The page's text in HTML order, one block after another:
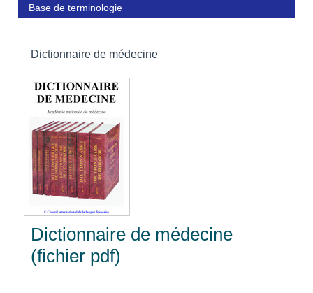
Base de terminologie
Dictionnaire de médecine
Dictionnaire de médecine
(fichier pdf)